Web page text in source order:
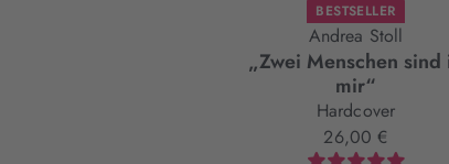
BESTSELLER
Andrea Stoll
„Zwei Menschen sind
mir“
Hardcover
26,00 €